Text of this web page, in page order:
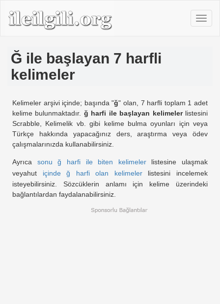
Ğ ile başlayan 7 harfli
kelimeler
Kelimeler arşivi içinde; başında "ğ" olan, 7 harfli toplam 1 adet
kelime bulunmaktadır. ğ harfi ile başlayan kelimelerlistesini
Scrabble, Kelimelik vb. gibi kelime bulma oyunları için veya
Türkçe hakkında yapacağınız ders, araştırma veya ödev
çalışmalarınızda kullanabilirsiniz.
Ayrıca sonu ğ harfi ile biten kelimelerlistesine ulaşmak
veyahut içinde ğ harfi olan kelimelerlistesini incelemek
isteyebilirsiniz. Sözcüklerin anlamı için kelime üzerindeki
bağlantılardan faydalanabilirsiniz.